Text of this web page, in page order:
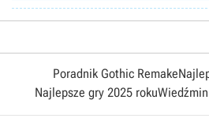
Poradnik Gothic Remake
Najlepsze gry 2025 roku